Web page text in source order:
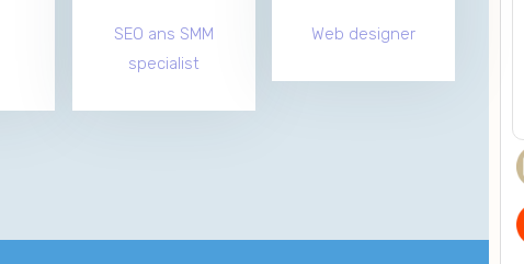
SEO ans SMM
specialist
Web designer